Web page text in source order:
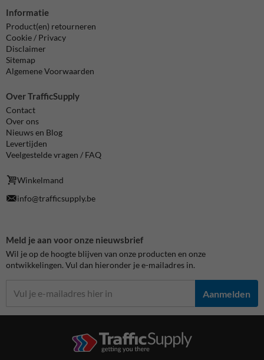
Informatie
Product(en) retourneren
Cookie / Privacy
Disclaimer
Sitemap
Algemene Voorwaarden
Over TrafficSupply
Contact
Over ons
Nieuws en Blog
Levertijden
Veelgestelde vragen / FAQ
Winkelmand
info@trafficsupply.be
Meld je aan voor onze nieuwsbrief
Wil je op de hoogte blijven van onze producten en onze
ontwikkelingen. Vul dan hieronder je e-mailadres in.
Aanmelden